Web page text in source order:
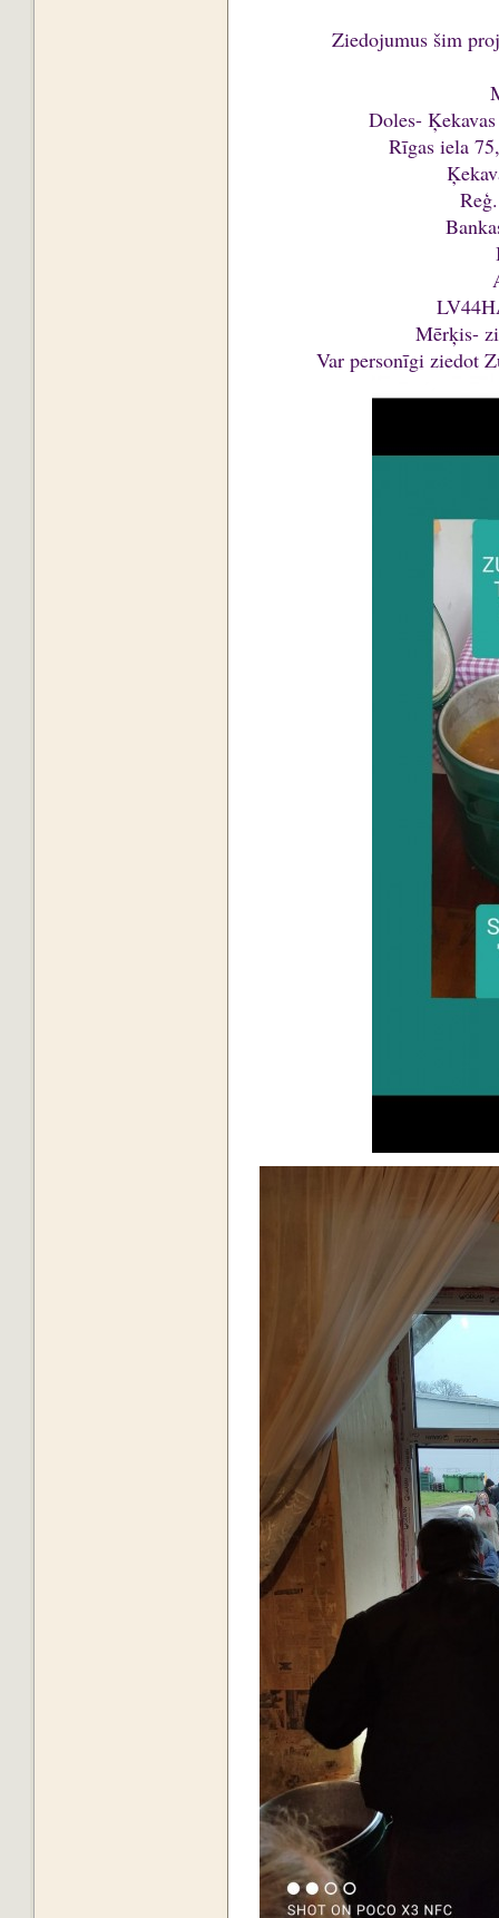
Ziedojumus šim
Doles-
Rīgas iela
Mērķis-
Var personīgi ziedot